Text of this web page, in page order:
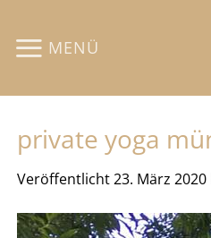
springenMENÜ
private yoga
Veröffentlicht23. März 2020